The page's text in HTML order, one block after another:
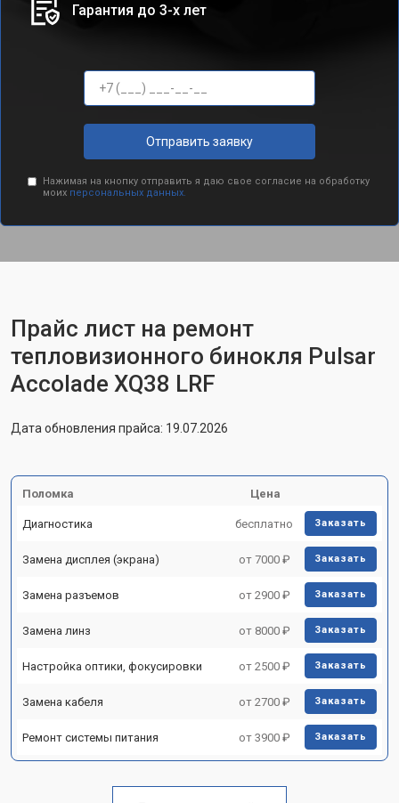
Гарантия до 3-х лет
Отправить заявку
Нажимая на кнопку отправить я даю свое согласие на обработку
моих персональных данных.
Прайс лист на ремонт
тепловизионного бинокля Pulsar
Accolade XQ38 LRF
Дата обновления прайса: 19.07.2026
Поломка Цена
Диагностика бесплатно Заказать
Замена дисплея (экрана) от 7000 ₽ Заказать
Замена разъемов от 2900 ₽ Заказать
Замена линз от 8000 ₽ Заказать
Настройка оптики, фокусировки от 2500 ₽ Заказать
Замена кабеля от 2700 ₽ Заказать
Ремонт системы питания от 3900 ₽ Заказать